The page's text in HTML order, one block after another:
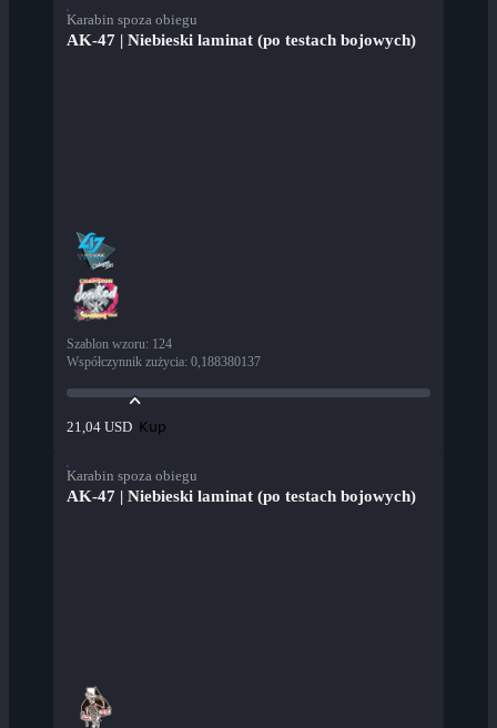
Karabin spoza obiegu
AK-47 | Niebieski laminat (po testach bojowych)
Szablon wzoru: 124
Współczynnik zużycia: 0,188380137
21,04 USD Kup
Karabin spoza obiegu
AK-47 | Niebieski laminat (po testach bojowych)